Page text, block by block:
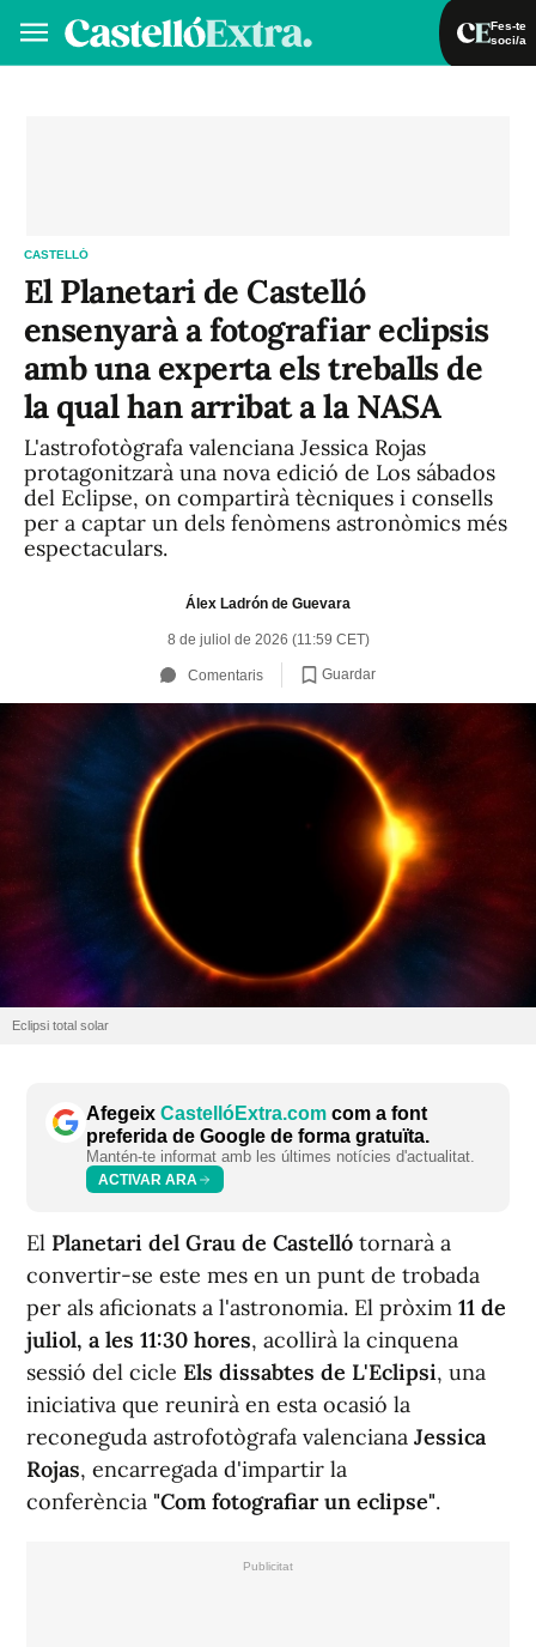
Fes-te
soci/a
CASTELLÓ
El Planetari de Castelló
ensenyarà a fotografiar eclipsis
amb una experta els treballs de
la qual han arribat a la NASA
L'astrofotògrafa valenciana Jessica Rojas
protagonitzarà una nova edició de Los sábados
del Eclipse, on compartirà tècniques i consells
per a captar un dels fenòmens astronòmics més
espectaculars.
Álex Ladrón de Guevara
8 de juliol de 2026 (11:59 CET)
Comentaris Guardar
Eclipsi total solar
Afegeix CastellóExtra.com com a font
preferida de Google de forma gratuïta.
Mantén-te informat amb les últimes notícies d'actualitat.
ACTIVAR ARA
El Planetari del Grau de Castelló tornarà a
convertir-se este mes en un punt de trobada
per als aficionats a l'astronomia. El pròxim 11 de
juliol, a les 11:30 hores, acollirà la cinquena
sessió del cicle Els dissabtes de L'Eclipsi, una
iniciativa que reunirà en esta ocasió la
reconeguda astrofotògrafa valenciana Jessica
Rojas, encarregada d'impartir la
conferència "Com fotografiar un eclipse".